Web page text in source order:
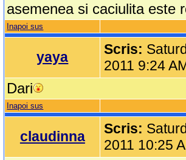
asemenea si caciulita este
Inapoi sus
yaya Scris:
2011 9:24
Dari
Inapoi sus
claudinna Scris:
2011 10:25